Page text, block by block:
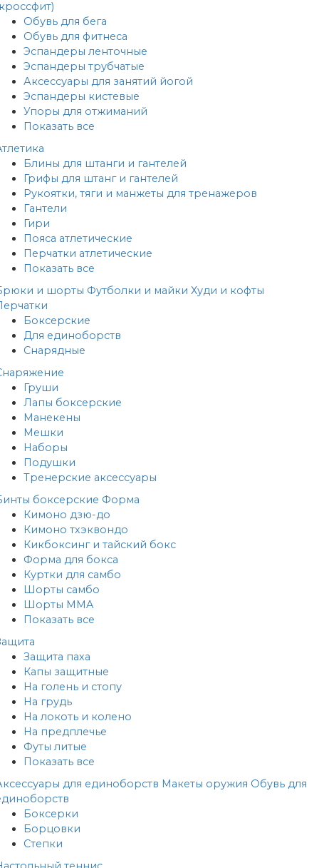
Обувь для бега
Обувь для фитнеса
Эспандеры ленточные
Эспандеры трубчатые
Аксессуары для занятий йогой
Эспандеры кистевые
Упоры для отжиманий
Показать все
Блины для штанги и гантелей
Грифы для штанг и гантелей
Рукоятки, тяги и манжеты для тренажеров
Гантели
Гири
Пояса атлетические
Перчатки атлетические
Показать все
и шорты Футболки и майки Худи и кофты
Боксерские
Для единоборств
Снарядные
Груши
Лапы боксерские
Манекены
Мешки
Наборы
Подушки
Тренерские аксессуары
боксерские Форма
Кимоно дзю-до
Кимоно тхэквондо
Кикбоксинг и тайский бокс
Форма для бокса
Куртки для самбо
Шорты самбо
Шорты MMA
Показать все
Защита паха
Капы защитные
На голень и стопу
На грудь
На локоть и колено
На предплечье
Футы литые
Показать все
для единоборств Макеты оружия Обувь для
Боксерки
Борцовки
Степки